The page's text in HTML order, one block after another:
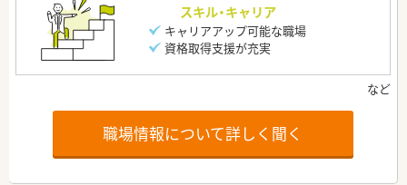
スキル・キャリア
キャリアアップ可能な職場
資格取得支援が充実
職場情報について詳しく聞く